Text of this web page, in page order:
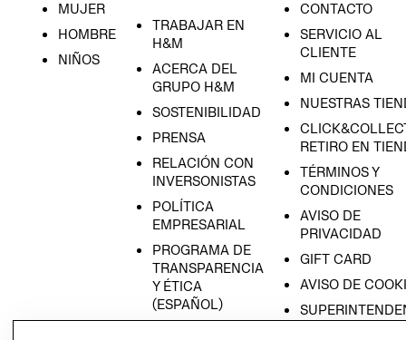
MUJER
HOMBRE
NIÑOS
TRABAJAR EN
H&M
ACERCA DEL
GRUPO H&M
SOSTENIBILIDAD
PRENSA
RELACIÓN CON
INVERSONISTAS
POLÍTICA
EMPRESARIAL
PROGRAMA DE
TRANSPARENCIA
Y ÉTICA
(ESPAÑOL)
CONTACTO
SERVICIO AL
CLIENTE
MI CUENTA
NUESTRAS
RETIRO EN
TÉRMINOS Y
CONDICIONES
AVISO DE
PRIVACIDAD
GIFT CARD
AVISO DE